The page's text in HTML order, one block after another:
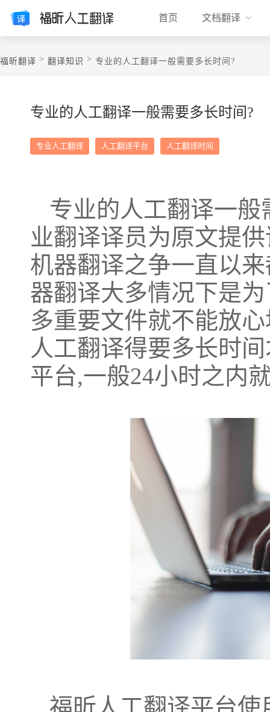
首页 文档翻译
福昕翻译 > 翻译知识 > 专业的人工翻译一般需要多长时间?
专业的人工翻译一般需要多长时间?
专业人工翻译 人工翻译平台 人工翻译时间
专业的人工翻译一
业翻译译员为原文提
机器翻译之争一直以
器翻译大多情况下是
多重要文件就不能放
人工翻译得要多长时
平台,一般24小时之内